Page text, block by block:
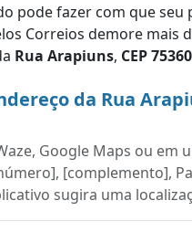
pode fazer com que
Correios demore mais
Rua Arapiuns, CEP
da Rua
Google Maps ou em
[complemento],
sugira uma